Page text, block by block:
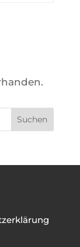
Suchen